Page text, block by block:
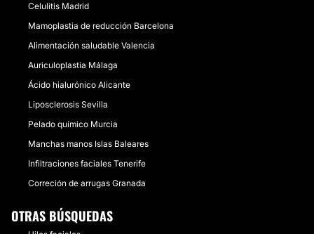
Celulitis Madrid
Mamoplastia de reducción Barcelona
Alimentación saludable Valencia
Auriculoplastia Málaga
Ácido hialurónico Alicante
Liposclerosis Sevilla
Pelado químico Murcia
Manchas manos Islas Baleares
Infiltraciones faciales Tenerife
Correción de arrugas Granada
OTRAS BÚSQUEDAS